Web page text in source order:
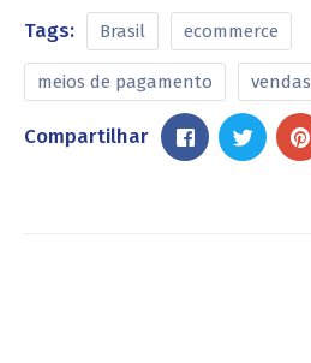
Tags: Brasil ecommerce
meios de pagamento vendas
Compartilhar